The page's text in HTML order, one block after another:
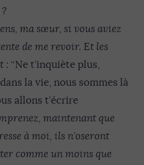
ma sœur, si vous aviez
de me revoir. Et les
: “Ne t’inquiète plus,
la vie, nous sommes là
allons t’écrire
maintenant que
à moi, ils n’oseront
comme un moins que